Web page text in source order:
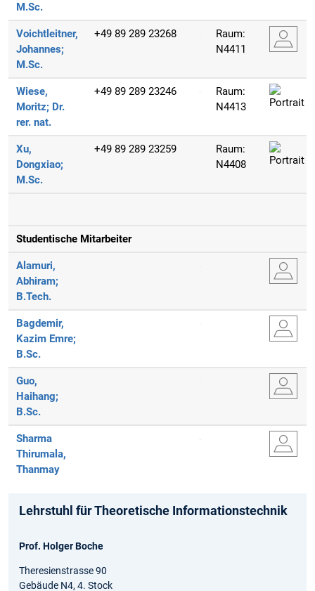
M.Sc.
Voichtleitner,
Johannes;
M.Sc.
+49 89 289 23268
Raum:
N4411
Wiese,
Moritz; Dr.
rer. nat.
+49 89 289 23246
Raum:
N4413
Xu,
Dongxiao;
M.Sc.
+49 89 289 23259
Raum:
N4408
Studentische Mitarbeiter
Alamuri,
Abhiram;
B.Tech.
Bagdemir,
Kazim Emre;
B.Sc.
Guo,
Haihang;
B.Sc.
Sharma
Thirumala,
Thanmay
Lehrstuhl für Theoretische Informationstechnik
Prof. Holger Boche
Theresienstrasse 90
Gebäude N4, 4. Stock